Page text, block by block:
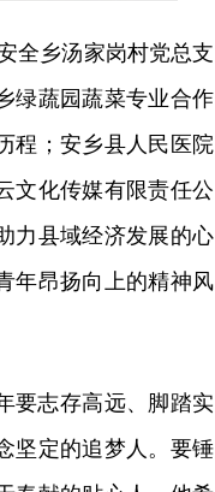
全乡汤家岗村党总支
绿蔬园蔬菜专业合作
程；安乡县人民医院
文化传媒有限责任公
力县域经济发展的心
年昂扬向上的精神风
要志存高远、脚踏实
坚定的追梦人。要锤